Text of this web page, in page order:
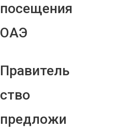
посещения
ОАЭ
Правитель
ство
предложи